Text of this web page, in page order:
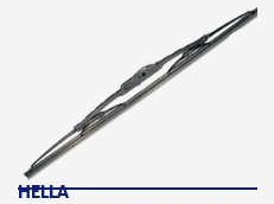
HELLA